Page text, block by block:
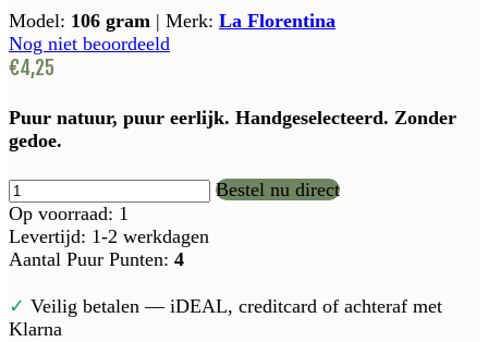
Model: 106 gram | Merk: La Florentina
Nog niet beoordeeld
€4,25
Puur natuur, puur eerlijk. Handgeselecteerd. Zonder
gedoe.
Bestel nu direct
Op voorraad: 1
Levertijd: 1-2 werkdagen
Aantal Puur Punten: 4
✓ Veilig betalen — iDEAL, creditcard of achteraf met
Klarna